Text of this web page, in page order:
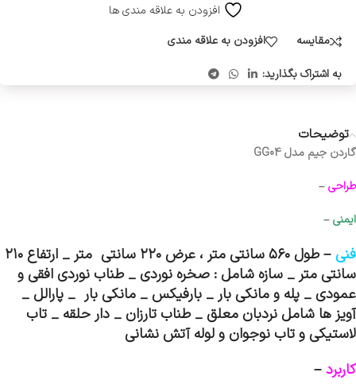
افزودن به علاقه مندی ها
مقایسه
افزودن به علاقه مندی
به اشتراک بگذارید:
توضیحات
گاردن جیم مدل GG04
طراحی–
ایمنی–
فنی
– طول ۵۶۰ سانتی متر ، عرض ۲۲۰ سانتی متر _ ارتفاع ۲۱۰
سانتی متر _ سازه شامل : صخره نوردی _ طناب نوردی افقی و
عمودی _ پله و مانکی بار _ بارفیکس _ مانکی بار _ پارالل _
آویز ها شامل نردبان معلق _ طناب تارزان _ دار حلقه _ تاب
لاستیکی و تاب نوجوان و لوله آتش نشانی
کاربرد–